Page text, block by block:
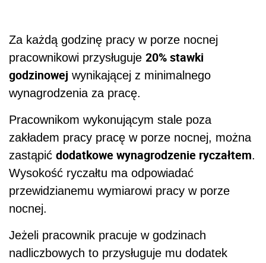
Za każdą godzinę pracy w porze nocnej
pracownikowi przysługuje 20% stawki
godzinowej wynikającej z minimalnego
wynagrodzenia za pracę.
Pracownikom wykonującym stale poza
zakładem pracy pracę w porze nocnej, można
zastąpić dodatkowe wynagrodzenie ryczałtem.
Wysokość ryczałtu ma odpowiadać
przewidzianemu wymiarowi pracy w porze
nocnej.
Jeżeli pracownik pracuje w godzinach
nadliczbowych to przysługuje mu dodatek